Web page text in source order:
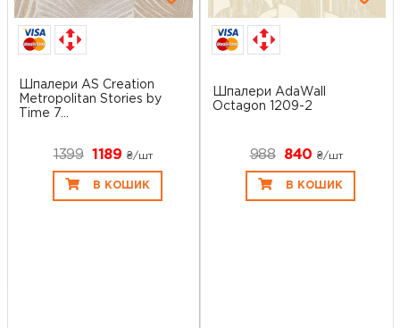
Шпалери AS Creation
Metropolitan Stories by
Time 7...
1399 1189 ₴/шт
В КОШИК
Шпалери AdaWall
Octagon 1209-2
988 840 ₴/шт
В КОШИК